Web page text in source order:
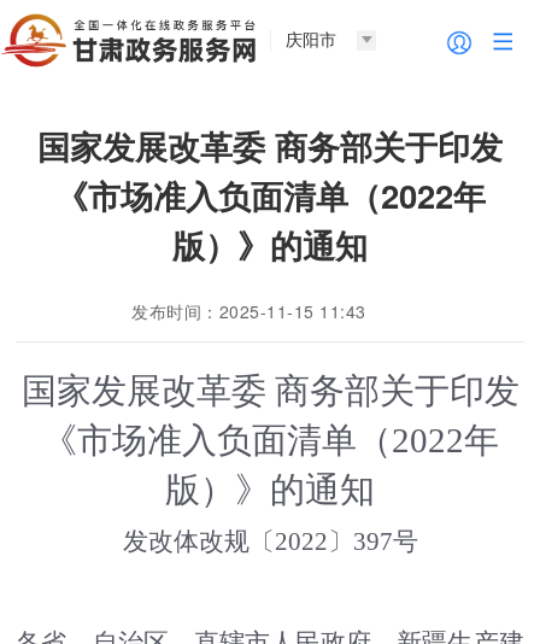
庆阳市
国家发展改革委 商务部关于印发
《市场准入负面清单（2022年
版）》的通知
发布时间：2025-11-15 11:43
国家发展改革委 商务部关于印发
《市场准入负面清单（2022年
版）》的通知
发改体改规〔2022〕 397号